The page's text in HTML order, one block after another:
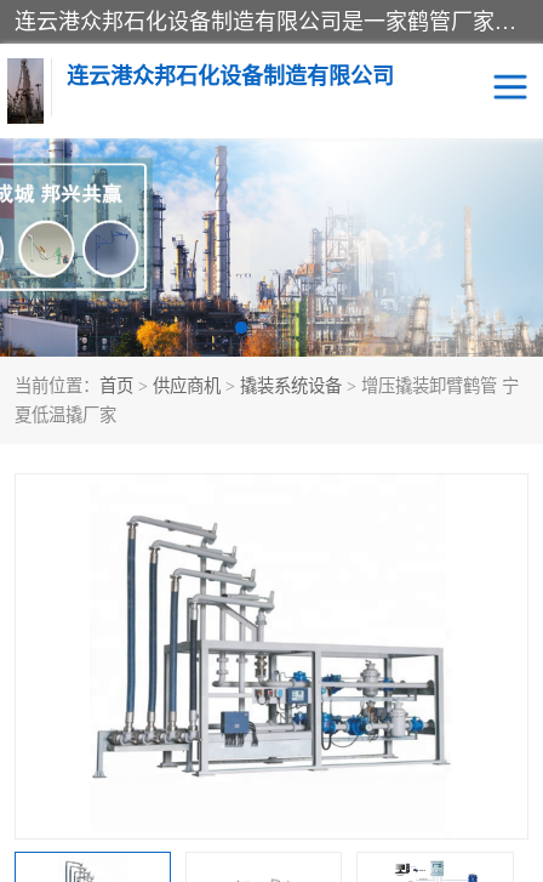
连云港众邦石化设备制造有限公司是一家鹤管厂家主营：鹤管、装车鹤管等，是致力于石油、石化等流体装卸设备(主要产品如鹤管、输油臂、脱缆钩等)的咨询、设计、制造、检测、安装指导、系统调试、维修维护等业务的公司。
连云港众邦石化设备制造有限公司
当前位置： 首页 > 供应商机 > 撬装系统设备 > 增压撬装卸臂鹤管 宁
夏低温撬厂家
鹤管 顶部装卸鹤管
底部装卸鹤管 LNG低温鹤管
液氨鹤管 液化气鹤管
鹤管配件 活动梯栈台